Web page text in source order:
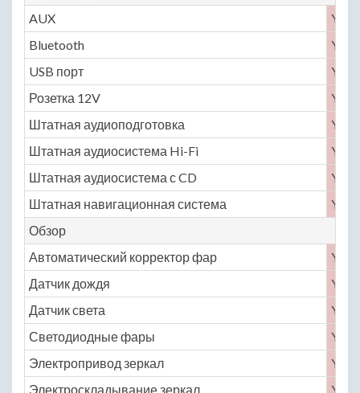
AUX
Yes
Bluetooth
Yes
USB порт
Yes
Розетка 12V
Yes
Штатная аудиоподготовка
Yes
Штатная аудиосистема Hi-Fi
Yes
Штатная аудиосистема с CD
Yes
Штатная навигационная система
Yes
Обзор
Автоматический корректор фар
Yes
Датчик дождя
Yes
Датчик света
Yes
Светодиодные фары
Yes
Электропривод зеркал
Yes
Электроскладывание зеркал
Yes